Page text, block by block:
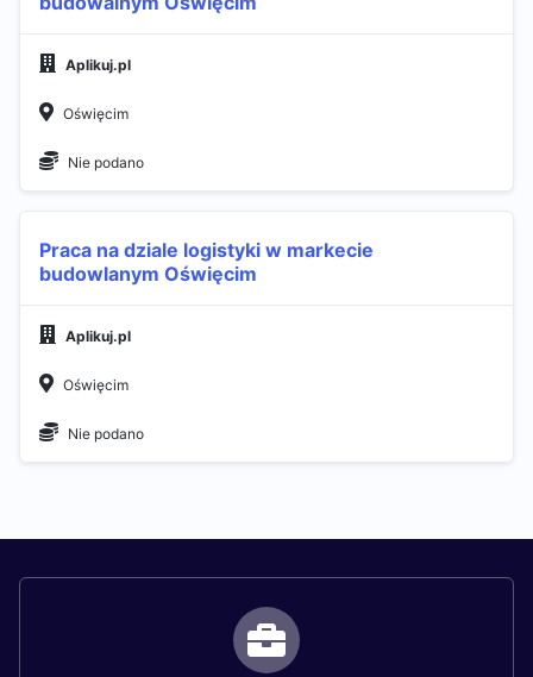
Aplikuj.pl
Oświęcim
Nie podano
Praca na dziale logistyki w markecie
budowlanym Oświęcim
Aplikuj.pl
Oświęcim
Nie podano